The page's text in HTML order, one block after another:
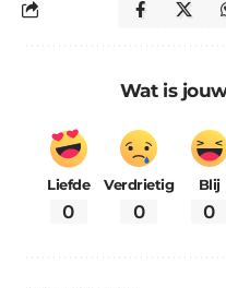
Wat is
Liefde
0
Verdrietig
0
Blij
0